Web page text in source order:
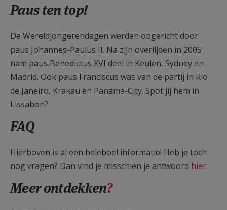
Paus ten top!
De Wereldjongerendagen werden opgericht door
paus Johannes-Paulus II. Na zijn overlijden in 2005
nam paus Benedictus XVI deel in Keulen, Sydney en
Madrid. Ook paus Franciscus was van de partij in Rio
de Janeiro, Krakau en Panama-City. Spot jij hem in
Lissabon?
FAQ
Hierboven is al een heleboel informatie! Heb je toch
nog vragen? Dan vind je misschien je antwoord hier.
Meer ontdekken?